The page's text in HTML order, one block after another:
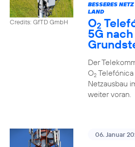
Credits: GfTD GmbH
BESSERES
LAND
O2
5G nach
Der
O2Telefónica
Netzausbau
weiter voran.
06. Januar